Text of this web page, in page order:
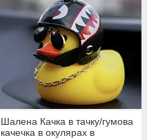
Шалена Качка в тачку/гумова
качечка в окулярах в